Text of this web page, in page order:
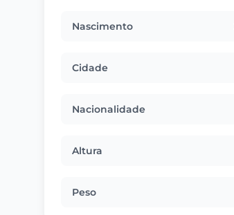
Nascimento
Cidade
Nacionalidade
Altura
Peso